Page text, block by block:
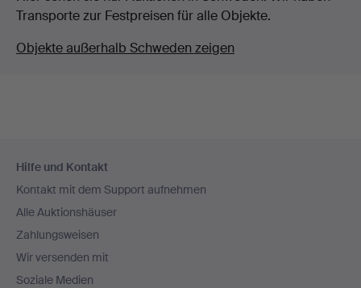
Transporte zur Festpreisen für alle Objekte.
Objekte außerhalb Schweden zeigen
Navigation
Hilfe und Kontakt
Kontakt mit dem Support aufnehmen
Alle Auktionshäuser
Zahlungsweisen
Wir versenden mit
Soziale Medien